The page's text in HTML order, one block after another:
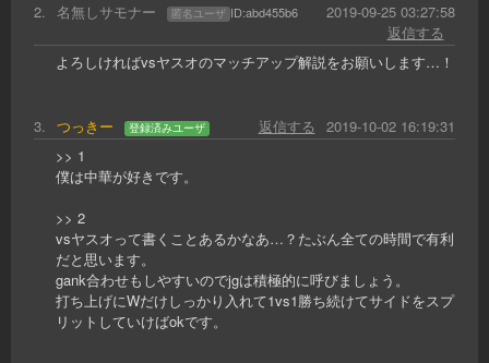
2. 名無しサモナー 匿名ユーザ ID:abd455b6
2019-09-25 03:27:58
返信する
よろしければvsヤスオのマッチアップ解説をお願いします…！
3. つっきー 登録済みユーザ 2019-10-02 16:19:31
返信する
>> 1
僕は中華が好きです。
>> 2
vsヤスオって書くことあるかなあ…？たぶん全ての時間で有利
だと思います。
gank合わせもしやすいのでjgは積極的に呼びましょう。
打ち上げにWだけしっかり入れて1vs1勝ち続けてサイドをスプ
リットしていけばokです。